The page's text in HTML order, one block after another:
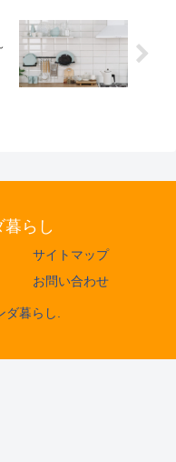
暮らし
サイトマップ
お問い合わせ
暮らし.